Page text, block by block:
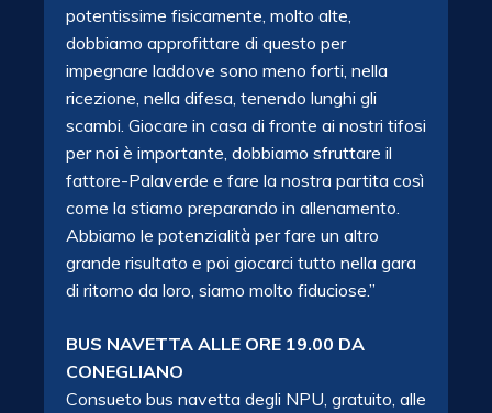
potentissime fisicamente, molto alte,
dobbiamo approfittare di questo per
impegnare laddove sono meno forti, nella
ricezione, nella difesa, tenendo lunghi gli
scambi. Giocare in casa di fronte ai nostri tifosi
per noi è importante, dobbiamo sfruttare il
fattore-Palaverde e fare la nostra partita così
come la stiamo preparando in allenamento.
Abbiamo le potenzialità per fare un altro
grande risultato e poi giocarci tutto nella gara
di ritorno da loro, siamo molto fiduciose.”
BUS NAVETTA ALLE ORE 19.00 DA
CONEGLIANO
Consueto bus navetta degli NPU, gratuito, alle